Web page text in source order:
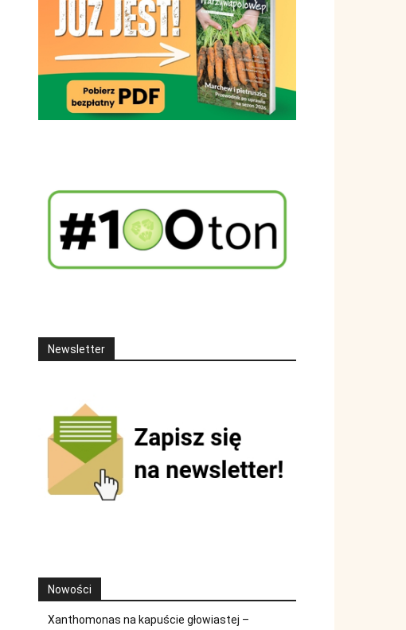
Newsletter
Nowości
Xanthomonas na kapuście głowiastej –